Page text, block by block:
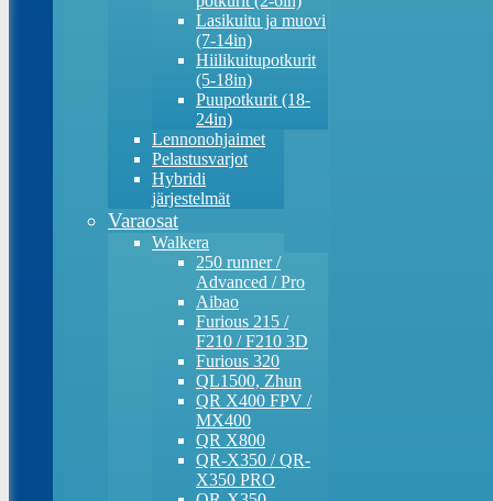
Lasikuitu ja muovi
(7-14in)
Hiilikuitupotkurit
(5-18in)
Puupotkurit (18-
24in)
Lennonohjaimet
Pelastusvarjot
Hybridi
järjestelmät
Varaosat
Walkera
250 runner /
Advanced / Pro
Aibao
Furious 215 /
F210 / F210 3D
Furious 320
QL1500, Zhun
QR X400 FPV /
MX400
QR X800
QR-X350 / QR-
X350 PRO